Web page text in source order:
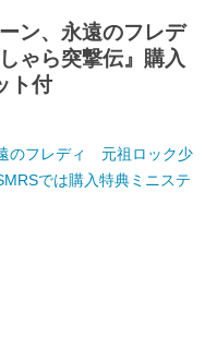
ン、永遠のフレデ
ゃら突撃伝』購入
ト付
のフレディ 元祖ロック少
では購入特典ミニステ